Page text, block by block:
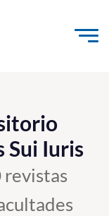
Sui Iuris
revistas